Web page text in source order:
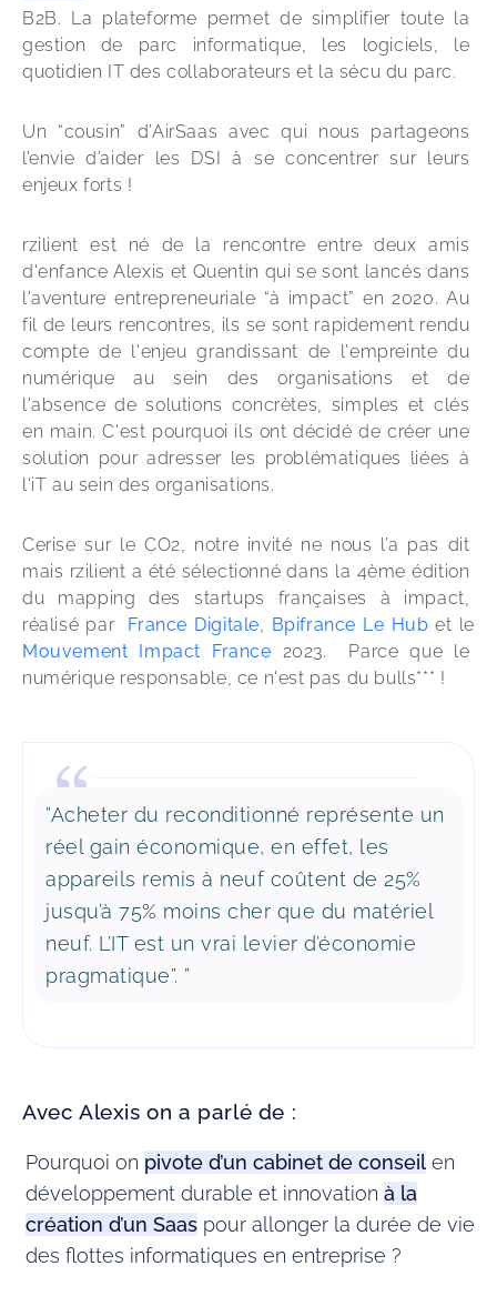
B2B. La plateforme permet de simplifier toute la
gestion de parc informatique, les logiciels, le
quotidien IT des collaborateurs et la sécu du parc.
Un “cousin” d’AirSaas avec qui nous partageons
l’envie d’aider les DSI à se concentrer sur leurs
enjeux forts !
rzilient est né de la rencontre entre deux amis
d'enfance Alexis et Quentin qui se sont lancés dans
l'aventure entrepreneuriale “à impact” en 2020. Au
fil de leurs rencontres, ils se sont rapidement rendu
compte de l'enjeu grandissant de l'empreinte du
numérique au sein des organisations et de
l'absence de solutions concrètes, simples et clés
en main. C'est pourquoi ils ont décidé de créer une
solution pour adresser les problématiques liées à
l'iT au sein des organisations.
Cerise sur le CO2, notre invité ne nous l’a pas dit
mais rzilient a été sélectionné dans la 4ème édition
du mapping des startups françaises à impact,
réalisé par
France Digitale, Bpifrance Le Hub et le
Mouvement Impact France 2023.  Parce que le
numérique responsable, ce n'est pas du bulls*** !
”Acheter du reconditionné représente un
réel gain économique, en effet, les
appareils remis à neuf coûtent de 25%
jusqu’à 75% moins cher que du matériel
neuf. L’IT est un vrai levier d’économie
pragmatique”. ”
Avec Alexis on a parlé de :
Pourquoi on pivote d’un cabinet de conseil en
développement durable et innovation à la
création d’un Saas pour allonger la durée de vie
des flottes informatiques en entreprise ?